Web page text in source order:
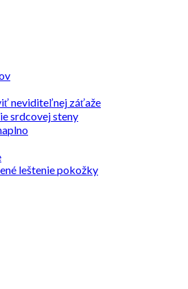
neviditeľnej záťaže
srdcovej steny
leštenie pokožky